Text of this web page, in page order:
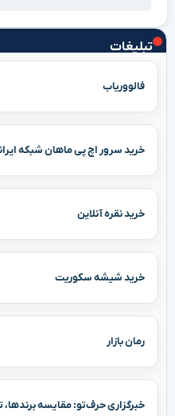
تبلیغات
فالووریاب
خرید سرور اچ پی ماهان شبکه
خرید نقره آنلاین
خرید شیشه سکوریت
رمان بازار
خبرگزاری حرف‌تو: مقایسه برندها،